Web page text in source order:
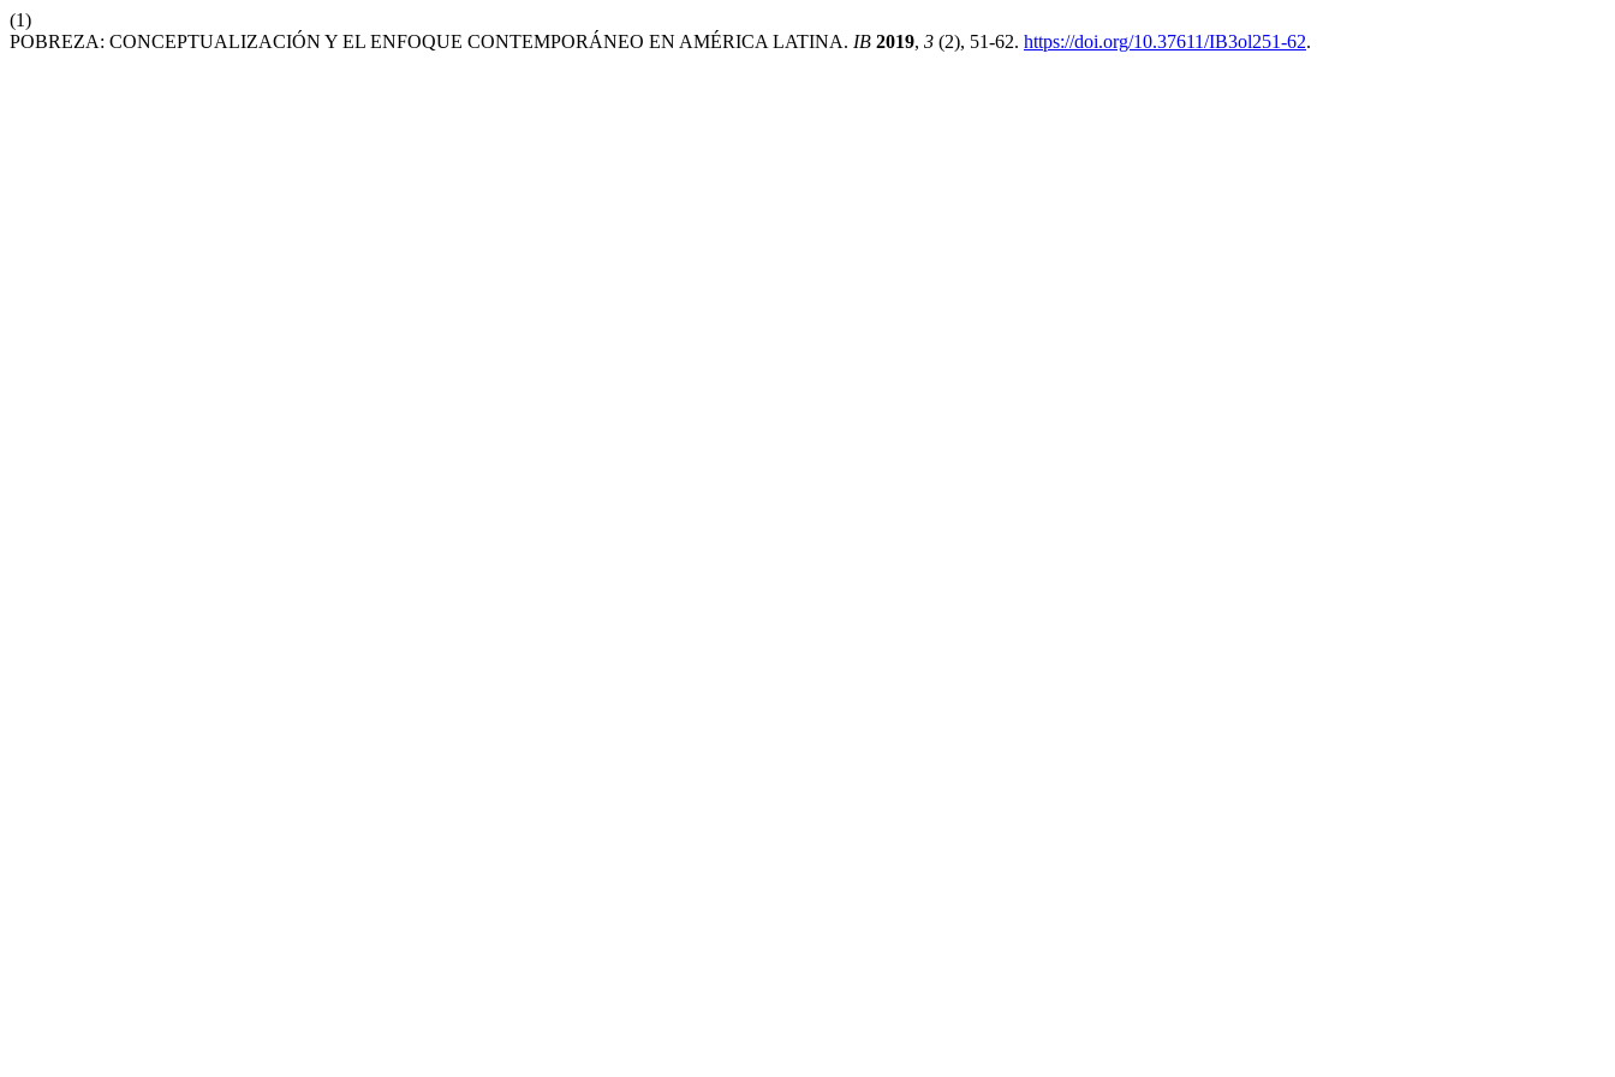
(1)
POBREZA: CONCEPTUALIZACIÓN Y EL ENFOQUE CONTEMPORÁNEO EN AMÉRICA LATINA. IB 2019, 3 (2), 51-62. https://doi.org/10.37611/IB3ol251-62.